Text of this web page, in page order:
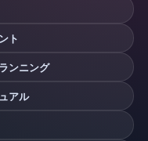
ト
ンニング
アル